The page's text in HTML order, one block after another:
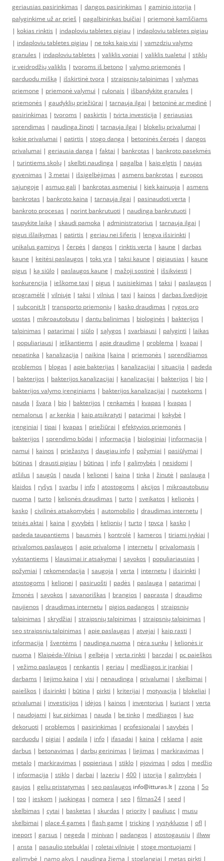
geriausias pasirinkimas | dangos pasirinkimas | gaminio istorija |
palyginkime už ar prieš | pagalbininkas buičiai | priemonė kamščiams
| kokias rinktis | indaploviu tabletes pigiau | indaploviu tabletes pigiau
| indaploviu tabletes pigiau | ne toks kaip visi | vamzdziu valymo
granules | indaploviu tabletes | valiklis voniai | valiklis tualetui | stiklų
ir veidrodžių valiklis | tvoroms iš betono | valymo priemonės |
parduodu mišką | išskirtinė tvora | straipsnių talpinimas | valymas
priemone | priemonė valymui | rulonais | išbandykite granules |
priemonės | gaudyklių priežiūrai | tarnauja ilgai | betoninė ar medinė |
pasirinkimas | tvoroms | paskirtis | tvirta investicija | geriausias
sprendimas | naudinga žinoti | tarnauja ilgai | blokelių privalumai |
kokie privalumai | patirtis | stogo danga | betoninės čerpės | dangos
privalumai | geriausia danga | faktai | bankrotas | bankroto pasekmės
| turintiems skolų | skelbti naudinga | pagalba | kaip elgtis | naujas
gyvenimas | 3 metai | išsigelbėjimas | asmens bankrotas | europos
sąjungoje | asmuo gali | bankrotas asmeniui | kiek kainuoja | asmens
bankrotas | bankroto kaina | tarnauja ilgai | pasinaudoti verta |
bankroto procesas | norint bankrutuoti | naudinga bankrutuoti |
taupykite laiką | skaudi pamoka | administratorius | tarnauja ilgai |
pigus išlaikymas | patirtis | geriau nei šiferis | lengva išsirinkti |
unikalus gaminys | čerpės | dangos | rinktis verta | kaune | darbas
kaune | keitėsi paslaugos | toks yra | taksi kaune | pigiausias | kaune
pigus | ką siūlo | paslaugos kaune | mažoji sostinė | išsikviesti |
konkurencija | ieškome taxi | pigus | susisiekimas | taksi | paslaugos |
programėlė | vilniuje | taksi | vilnius | taxi | kainos | darbas švedijoje
| subconit.lt | transporto priemonių | kasko draudimas | rygos oro
uostas | mikroautobusu | dantu balinimas | biologinės | bakterijos |
talpinimas | patarimai | siūlo | sąlygos | svarbiausi | palyginti | laikas
| populiariausi | ieškantiems | apie draudimą | problema | kvapai |
nepatinka | kanalizacija | naikina | kaina | priemonės | sprendžiamos
problemos | blogas | apie bakterijas | kanalizacijai | situacija | padeda
| bakterijos | bakterijos kanalizacijai | kanalizacijai | bakterijos | bio |
bakterijos valymo įrenginiams | bakterijos kanalizacijai | nuotekoms |
nauda | švara | bio | bakterijos | renkamės | kvapas | kvapas |
nemalonus | ar kenkia | kaip atsikratyti | patarimai | kokybė |
įrenginiai | tipai | kvapas | priežiūrai | efektyvios priemonės |
bakterijos | sprendimo būdai | informacija | biologiniai | informacija |
namui | kainos | priežastys | daugiau info | požymiai | pasiūlymai |
būtinas | drausti pigiau | būtinas | info | galimybės | nesidomi |
atšilus | saugūs | nauda | kelionei | kaina | tinka | žinutė | paslauga |
klaidos | ryšys | svarbu | info | atostogoms | akcijos | mikroautobusu
nuoma | turto | kelionės draudimas | turto | sveikatos | kelionės |
kasko | civilinės atsakomybės | automobilio | draudimas internetu |
teisės aktai | kaina | gyvybės | kelionių | turto | tpvca | kasko |
padeda taupantiems | bausmės | kontrolė | kameros | tiriami įvykiai |
privalomos paslaugos | apie privalomą | internetu | privalomasis |
vykstantiems | klausimai ir atsakymai | sąvokos | populiariausias |
požymiai | rekomendacija | saugoja | verta | internetu | išsirinkti |
atostogoms | kelionei | pasiruošti | padės | paslauga | patarimai |
žmonės | sąvokos | savanoriškas | brangios | paprasta | draudimo
naujienos | draudimas internetu | pigios padangos | straipsnių
talpinimas | skrydžiai | straipsnių talpinimas | straipsnių talpinimas |
seo straipsniu talpinimas | apie paslaugas | atvejai | kaip rasti |
informacija | šventėms | naudinga nuoma | nėra sunku | kelionės ir
nuoma | Klaipėda-Vilnius | gelbėja | verta rinkti | barzdai | pc paieškos
| vežimo paslaugos | renkantis | geriau | medžiagos ir įrankiai |
darbams | liejimo kaina | visi | nenaudinga | privalumai | skelbimai |
paieškos | išsirinkti | būtina | pirkti | kriterijai | motyvacija | blokeliai |
privalumai | investicijos | idėjos | kainos | inventorius | kuriant | verta
| naudojami | kur pirkimas | nauda | be tinko | medžiagos | kuo
dekoruoti | problemos | pasirinkimas | profesionalai | savybės |
parduodu | pigiai | apdaila | info | ifasadai | kaina | reklama | apie
darbus | betonavimas | darbų gerinimas | liejimas | markiravimas |
metalo | markiravimas | popieriaus | stiklo | pjovimas | odos | medžio
| informacija | stiklo | darbai | lazeriu | 400 | istorija | galimybės |
gaujos | geliu pristatymas | seo paslaugos info@itturas.lt | zzona | 5o
| too | ieskom | juokingas | nomera | seo | filmas24 | seed |
skelbimas | cytai | basketas | skurdas | priority | pauliusc | musu
skelbimai | place 4 games | flash game | tricking | vystykluose | ofl |
ineport | garsus | negeda | minivan | padangos | atostogausiu | illww
| ansta | pasaulio stebuklai | roletai vilniuje | stoge montuojami |
galimybė | namo akys | naudinga žiemą | stoglangiai | metas pirkti |